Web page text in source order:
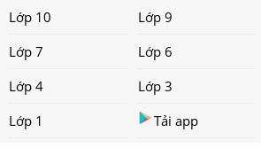
Lớp 10
Lớp 9
Lớp 7
Lớp 6
Lớp 4
Lớp 3
Lớp 1
Tải app